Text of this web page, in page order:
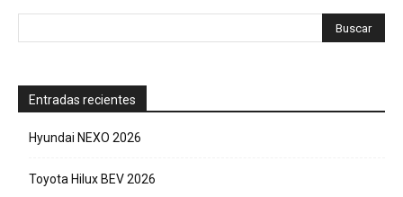
Entradas recientes
Hyundai NEXO 2026
Toyota Hilux BEV 2026